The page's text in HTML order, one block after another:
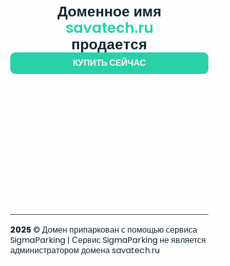
Доменное имя
savatech.ru
продается
КУПИТЬ СЕЙЧАС
2025 © Домен припаркован с помощью сервиса
SigmaParking | Сервис SigmaParking не является
администратором домена savatech.ru